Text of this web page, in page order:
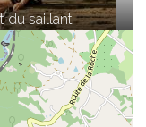
du saillant